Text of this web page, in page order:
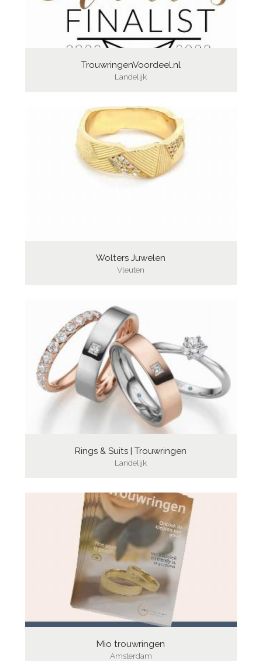
TrouwringenVoordeel.nl
Landelijk
Wolters Juwelen
Vleuten
Rings & Suits | Trouwringen
Landelijk
Mio trouwringen
Amsterdam